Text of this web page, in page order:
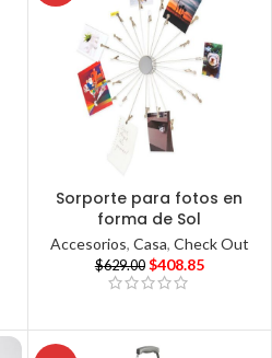
Sorporte para fotos en
forma de Sol
Accesorios, Casa, Check Out
$629.00 $408.85